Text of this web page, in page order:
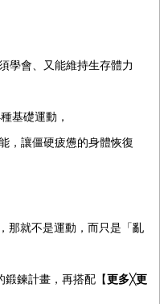
學會、又能維持生存體力
基礎運動，
，讓僵硬疲憊的身體恢復
那就不是運動，而只是「亂
鍛鍊計畫，再搭配【更多╳更